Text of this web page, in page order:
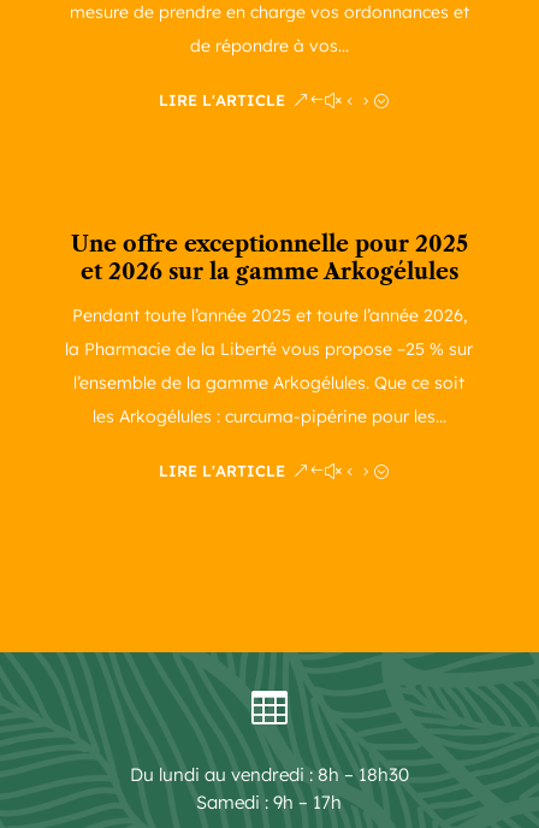
mesure de prendre en charge vos ordonnances et
de répondre à vos...
LIRE L'ARTICLE
Une offre exceptionnelle pour 2025
et 2026 sur la gamme Arkogélules
Pendant toute l’année 2025 et toute l’année 2026,
la Pharmacie de la Liberté vous propose –25 % sur
l’ensemble de la gamme Arkogélules. Que ce soit
les Arkogélules : curcuma-pipérine pour les...
LIRE L'ARTICLE

Du lundi au vendredi : 8h – 18h30
Samedi : 9h – 17h